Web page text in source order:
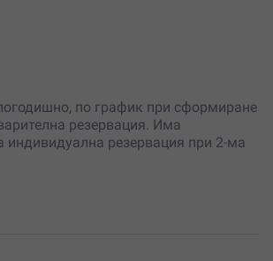
да избереш?
кафета – Потопи се в
ферментация с три
включително ферментирало с
Коджи– японска гъба, която
дълбочина и сладост.
от Колумбия
по график при сформиране
резервация. Има
индивидуална резервация при 2-ма